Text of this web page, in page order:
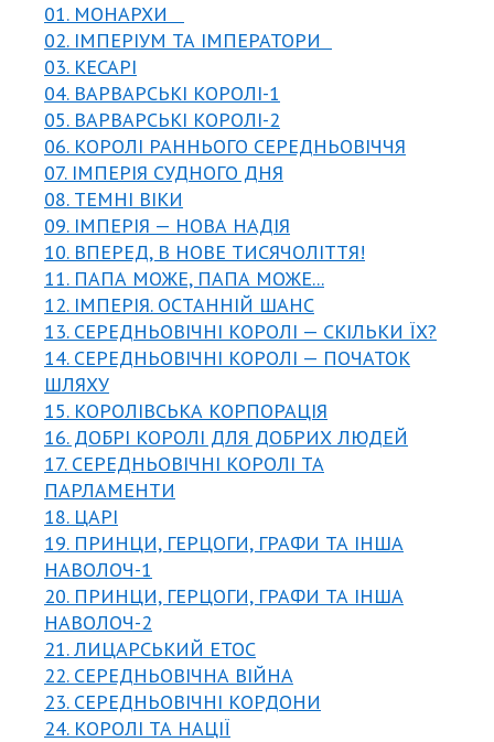
01. МОНАРХИ
02. ІМПЕРІУМ ТА ІМПЕРАТОРИ
03. КЕСАРІ
04. ВАРВАРСЬКІ КОРОЛІ-1
05. ВАРВАРСЬКІ КОРОЛІ-2
06. КОРОЛІ РАННЬОГО СЕРЕДНЬОВІЧЧЯ
07. ІМПЕРІЯ СУДНОГО ДНЯ
08. ТЕМНІ ВІКИ
09. ІМПЕРІЯ — НОВА НАДІЯ
10. ВПЕРЕД, В НОВЕ ТИСЯЧОЛІТТЯ!
11. ПАПА МОЖЕ, ПАПА МОЖЕ...
12. ІМПЕРІЯ. ОСТАННІЙ ШАНС
13. СЕРЕДНЬОВІЧНІ КОРОЛІ — СКІЛЬКИ ЇХ?
14. СЕРЕДНЬОВІЧНІ КОРОЛІ — ПОЧАТОК
ШЛЯХУ
15. КОРОЛІВСЬКА КОРПОРАЦІЯ
16. ДОБРІ КОРОЛІ ДЛЯ ДОБРИХ ЛЮДЕЙ
17. СЕРЕДНЬОВІЧНІ КОРОЛІ ТА
ПАРЛАМЕНТИ
18. ЦАРІ
19. ПРИНЦИ, ГЕРЦОГИ, ГРАФИ ТА ІНША
НАВОЛОЧ-1
20. ПРИНЦИ, ГЕРЦОГИ, ГРАФИ ТА ІНША
НАВОЛОЧ-2
21. ЛИЦАРСЬКИЙ ЕТОС
22. СЕРЕДНЬОВІЧНА ВІЙНА
23. СЕРЕДНЬОВІЧНІ КОРДОНИ
24. КОРОЛІ ТА НАЦІЇ